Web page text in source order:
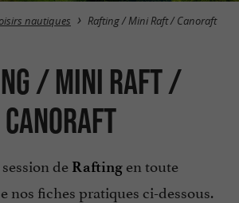
nautiques Rafting / Mini Raft / Canoraft
/ Mini Raft /
Canoraft
de Rafting en toute
nos fiches pratiques ci-dessous.